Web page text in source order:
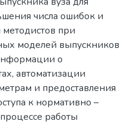
числа ошибок и
при
моделей выпускников
о
автоматизации
и предоставления
к нормативно –
работы